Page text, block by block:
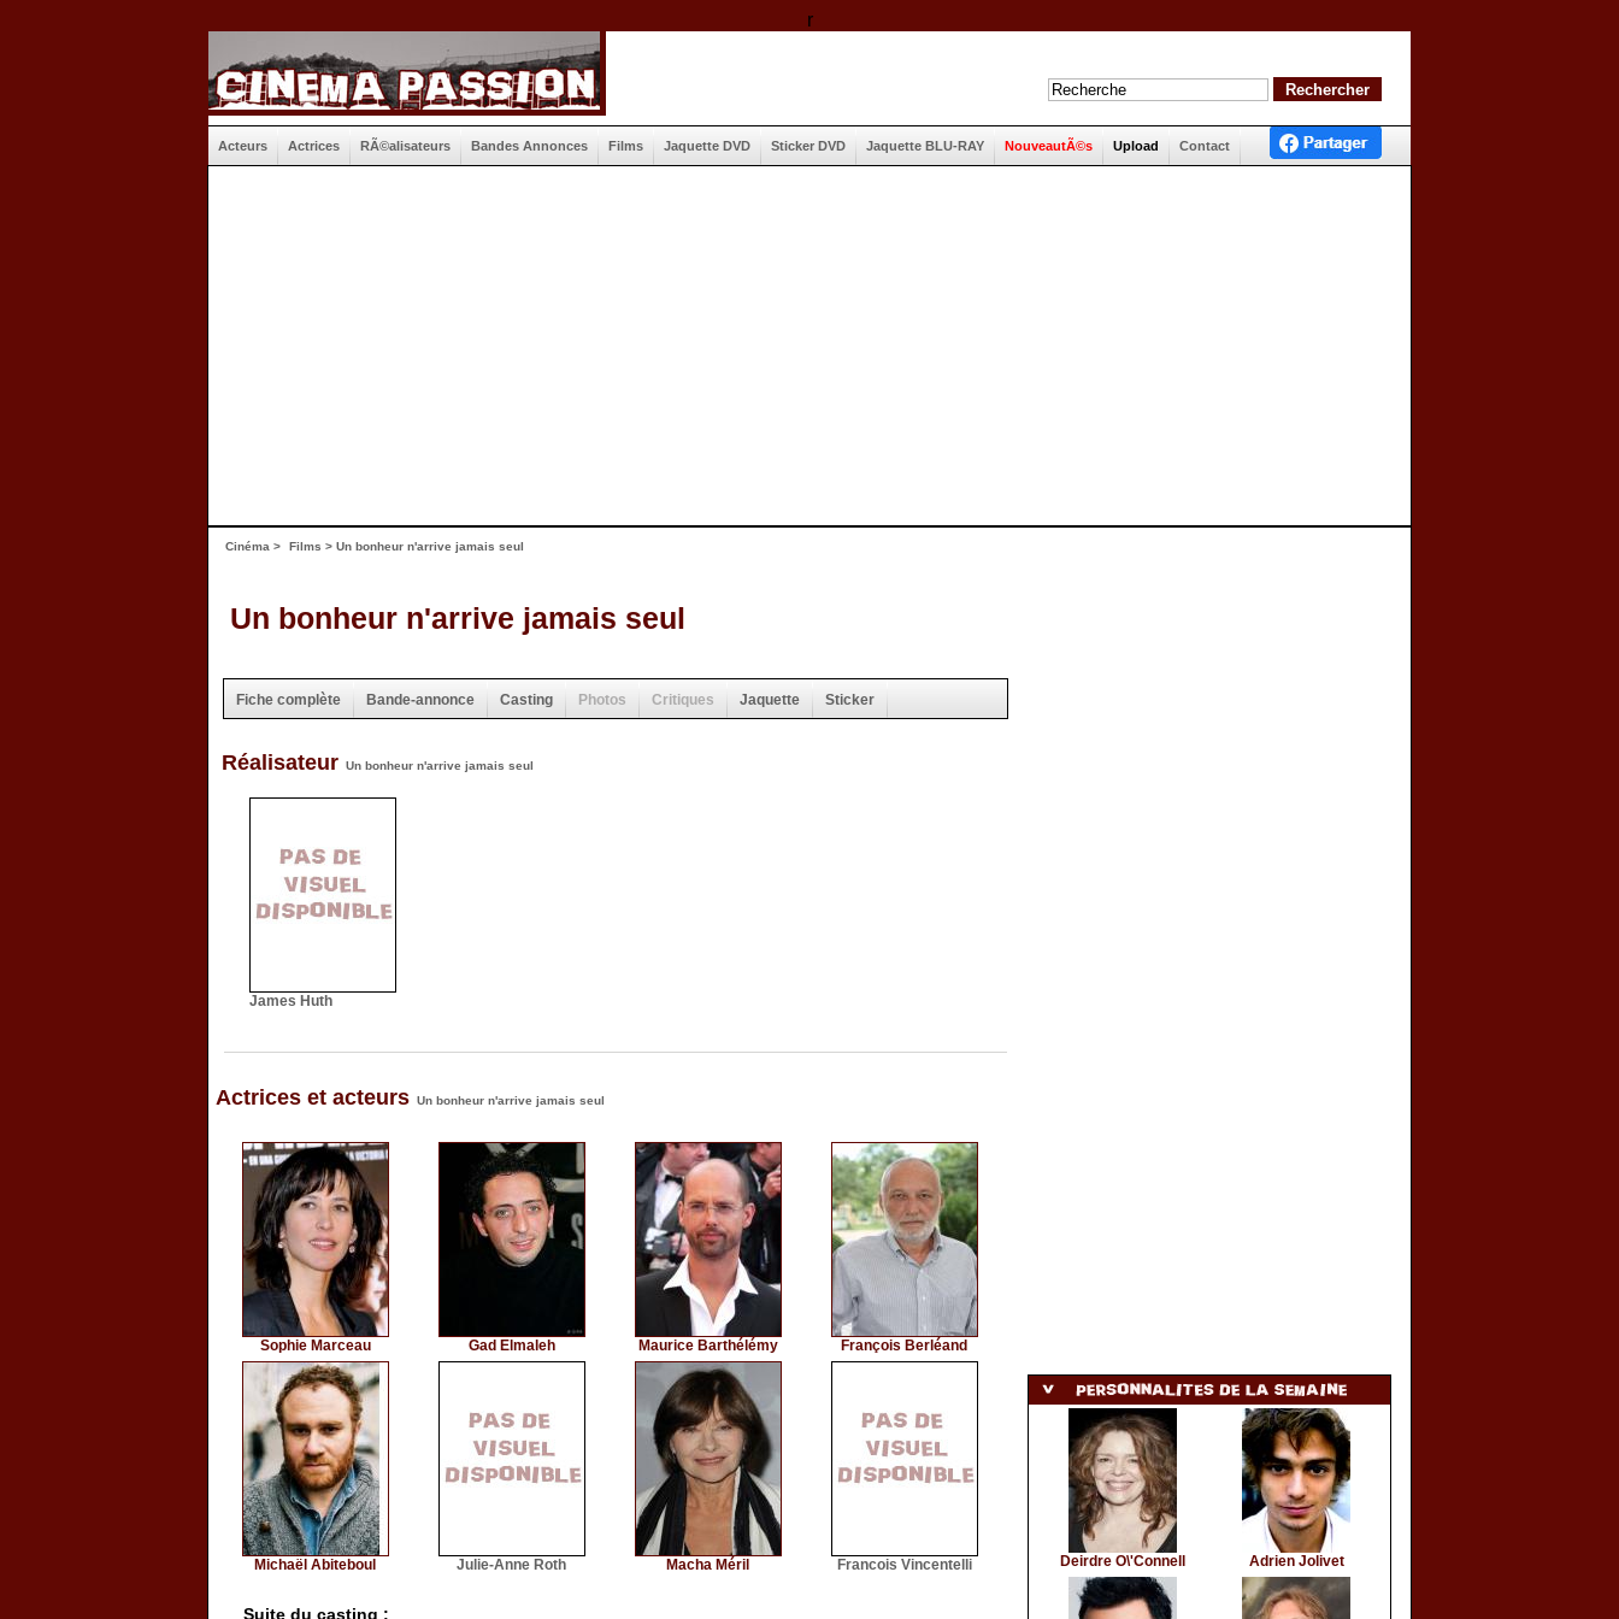
r
Acteurs Actrices RÃ©alisateurs Bandes Annonces Films Jaquette DVD Sticker DVD Jaquette BLU-RAY NouveautÃ©s Upload Contact
Cinéma > Films > Un bonheur n'arrive jamais seul
Un bonheur n'arrive jamais seul
Fiche complète Bande-annonce Casting Photos Critiques Jaquette Sticker
Réalisateur Un bonheur n'arrive jamais seul
James Huth
Actrices et acteurs Un bonheur n'arrive jamais seul
Sophie Marceau Gad Elmaleh Maurice Barthélémy François Berléand
Michaël Abiteboul Julie-Anne Roth Macha Méril Francois Vincentelli
Suite du casting :
Deirdre O\'Connell Adrien Jolivet